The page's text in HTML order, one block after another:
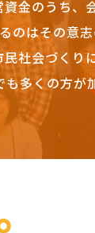
金のうち、
のはその意志
社会づくり
多くの方が